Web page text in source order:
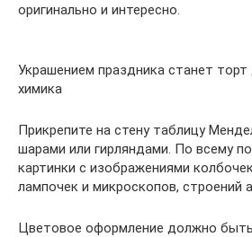
оригинально и интересно.
Украшением праздника станет
химика
Прикрепите на стену таблицу
шарами или гирляндами. По всему
картинки с изображениями
лампочек и микроскопов, строений
Цветовое оформление должно